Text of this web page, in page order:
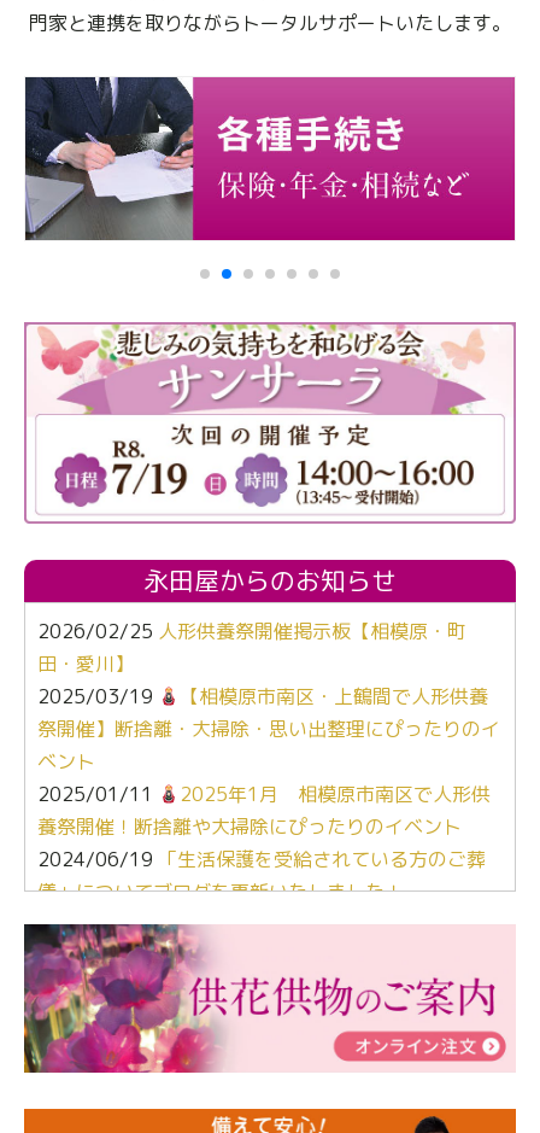
門家と連携を取りながらトータルサポートいたします。
永田屋からのお知らせ
2026/02/25 人形供養祭開催掲示板【相模原・町
田・愛川】
2025/03/19
【相模原市南区・上鶴間で人形供養
祭開催】断捨離・大掃除・思い出整理にぴったりのイ
ベント
2025/01/11
2025年1月 相模原市南区で人形供
養祭開催！断捨離や大掃除にぴったりのイベント
2024/06/19 「生活保護を受給されている方のご葬
儀」についてブログを更新いたしました！
2024/03/06【終活なるほど教室】「マンガで学
ぶ！はじめてのお葬式」小さな家族葬ハウス®町田成
瀬 ご参加ありがとうございました！
2024/01/19令和6年能登半島地震災害の寄付のご報
告
人形供養 寄付のご報告